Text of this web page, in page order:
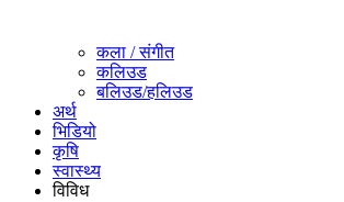
कला / संगीत​
कलिउड
बलिउड/हलिउड
अर्थ
भिडियो
कृषि
स्वास्थ्य
विविध